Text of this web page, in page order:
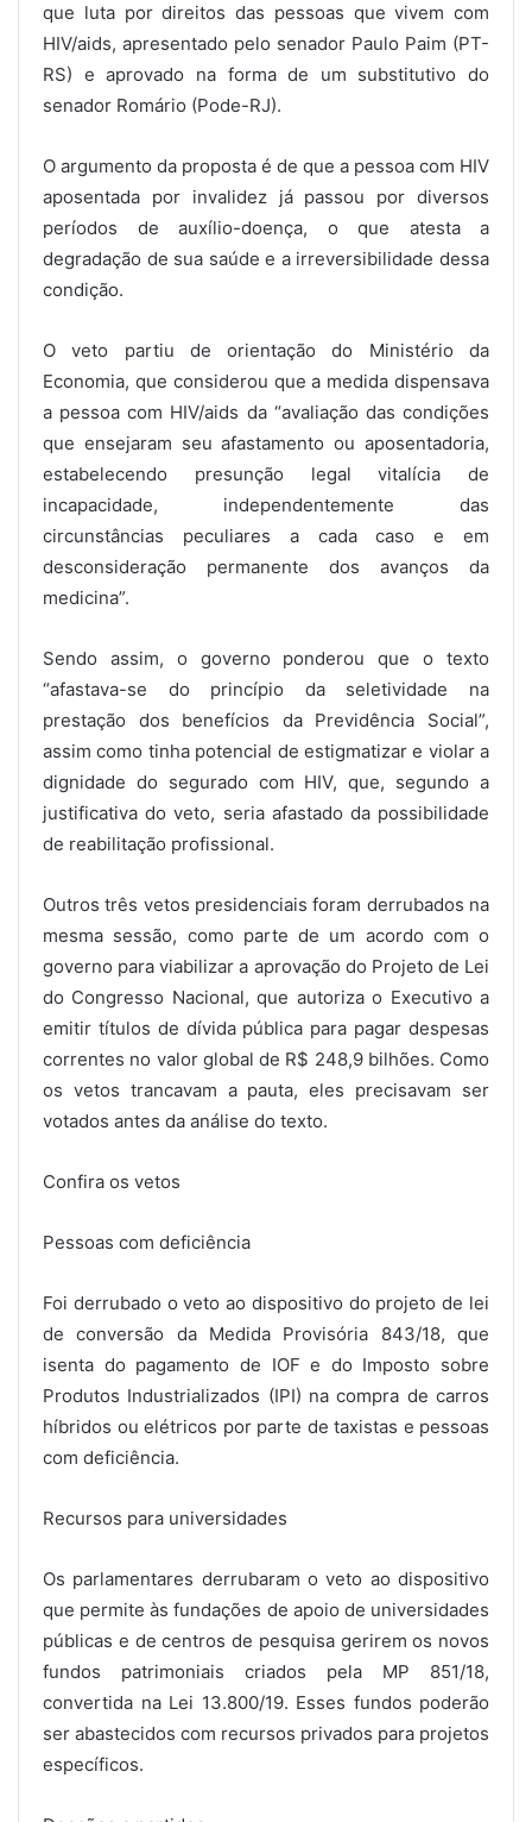
que luta por direitos das pessoas que vivem com
HIV/aids, apresentado pelo senador Paulo Paim (PT-
RS) e aprovado na forma de um substitutivo do
senador Romário (Pode-RJ).
O argumento da proposta é de que a pessoa com HIV
aposentada por invalidez já passou por diversos
períodos de auxílio-doença, o que atesta a
degradação de sua saúde e a irreversibilidade dessa
condição.
O veto partiu de orientação do Ministério da
Economia, que considerou que a medida dispensava
a pessoa com HIV/aids da “avaliação das condições
que ensejaram seu afastamento ou aposentadoria,
estabelecendo presunção legal vitalícia de
incapacidade, independentemente das
circunstâncias peculiares a cada caso e em
desconsideração permanente dos avanços da
medicina”.
Sendo assim, o governo ponderou que o texto
“afastava-se do princípio da seletividade na
prestação dos benefícios da Previdência Social”,
assim como tinha potencial de estigmatizar e violar a
dignidade do segurado com HIV, que, segundo a
justificativa do veto, seria afastado da possibilidade
de reabilitação profissional.
Outros três vetos presidenciais foram derrubados na
mesma sessão, como parte de um acordo com o
governo para viabilizar a aprovação do Projeto de Lei
do Congresso Nacional, que autoriza o Executivo a
emitir títulos de dívida pública para pagar despesas
correntes no valor global de R$ 248,9 bilhões. Como
os vetos trancavam a pauta, eles precisavam ser
votados antes da análise do texto.
Confira os vetos
Pessoas com deficiência
Foi derrubado o veto ao dispositivo do projeto de lei
de conversão da Medida Provisória 843/18, que
isenta do pagamento de IOF e do Imposto sobre
Produtos Industrializados (IPI) na compra de carros
híbridos ou elétricos por parte de taxistas e pessoas
com deficiência.
Recursos para universidades
Os parlamentares derrubaram o veto ao dispositivo
que permite às fundações de apoio de universidades
públicas e de centros de pesquisa gerirem os novos
fundos patrimoniais criados pela MP 851/18,
convertida na Lei 13.800/19. Esses fundos poderão
ser abastecidos com recursos privados para projetos
específicos.